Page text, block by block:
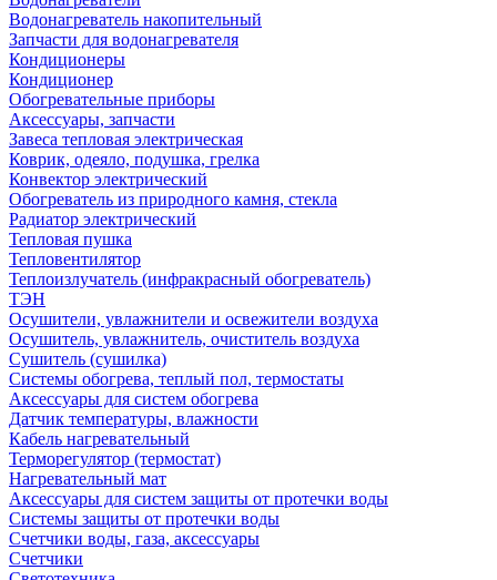
Водонагреватель накопительный
Запчасти для водонагревателя
Кондиционеры
Кондиционер
Обогревательные приборы
Аксессуары, запчасти
Завеса тепловая электрическая
Коврик, одеяло, подушка, грелка
Конвектор электрический
Обогреватель из природного камня, стекла
Радиатор электрический
Тепловая пушка
Тепловентилятор
Теплоизлучатель (инфракрасный обогреватель)
ТЭН
Осушители, увлажнители и освежители воздуха
Осушитель, увлажнитель, очиститель воздуха
Сушитель (сушилка)
Системы обогрева, теплый пол, термостаты
Аксессуары для систем обогрева
Датчик температуры, влажности
Кабель нагревательный
Терморегулятор (термостат)
Нагревательный мат
Аксессуары для систем защиты от протечки воды
Системы защиты от протечки воды
Счетчики воды, газа, аксессуары
Счетчики